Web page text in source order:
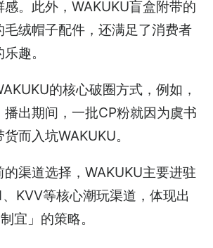
。此外，WAKUKU盲盒附带的
绒帽子配件，还满足了消费者
趣。
的核心破圈方式，例如，
出期间，一批CP粉就因为虞书
而入坑WAKUKU。
渠道选择，WAKUKU主要进驻
、KVV等核心潮玩渠道，体现出
宜」的策略。